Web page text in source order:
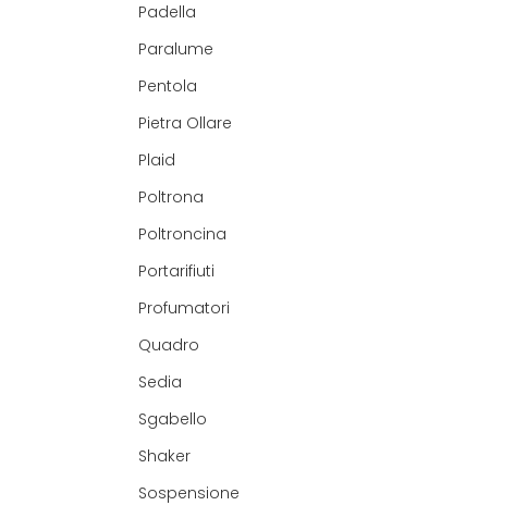
Padella
Paralume
Pentola
Pietra Ollare
Plaid
Poltrona
Poltroncina
Portarifiuti
Profumatori
Quadro
Sedia
Sgabello
Shaker
Sospensione